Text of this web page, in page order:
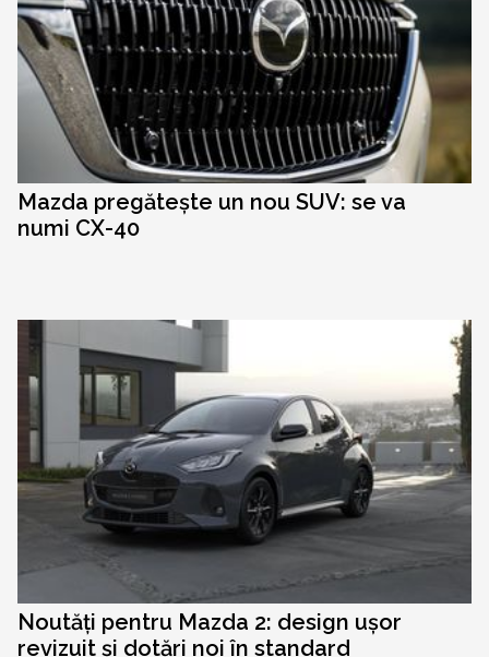
Mazda pregătește un nou SUV: se va
numi CX-40
Noutăți pentru Mazda 2: design ușor
revizuit și dotări noi în standard